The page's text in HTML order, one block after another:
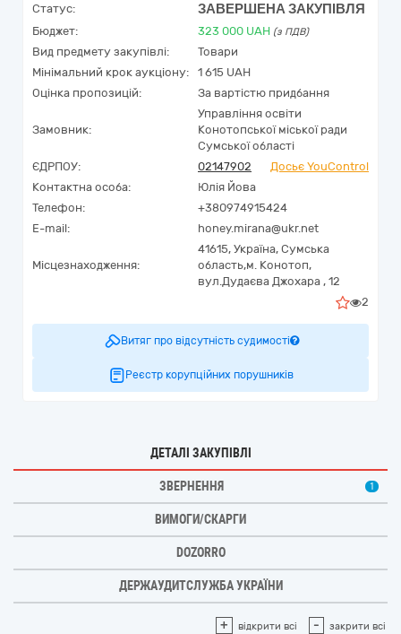
Статус: ЗАВЕРШЕНА ЗАКУПІВЛЯ
Бюджет: 323 000 UAH (з ПДВ)
Вид предмету закупівлі:
Товари
Мінімальний крок аукціону:
1 615 UAH
Оцінка пропозицій:
За вартістю придбання
Замовник:
Управління освіти
Конотопської міської ради
Сумської області
ЄДРПОУ:
02147902
Досьє YouControl
Контактна особа:
Юлія Йова
Телефон:
+380974915424
E-mail:
honey.mirana@ukr.net
Місцезнаходження:
41615, Україна, Сумська
область,м. Конотоп,
вул.Дудаєва Джохара , 12
2
Витяг про відсутність судимості
Реєстр корупційних порушників
ДЕТАЛІ ЗАКУПІВЛІ
ЗВЕРНЕННЯ 1
ВИМОГИ/СКАРГИ
DOZORRO
ДЕРЖАУДИТСЛУЖБА УКРАЇНИ
+ відкрити всі - закрити всі